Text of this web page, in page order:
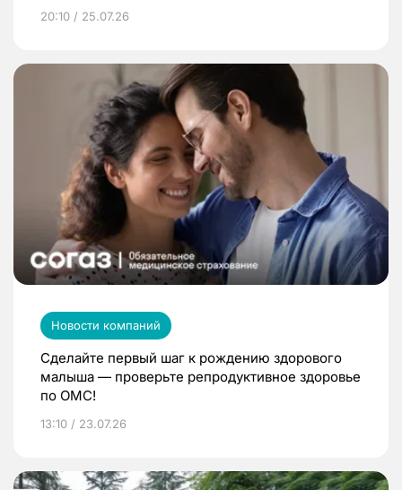
20:10 / 25.07.26
Новости компаний
Сделайте первый шаг к рождению здорового
малыша — проверьте репродуктивное здоровье
по ОМС!
13:10 / 23.07.26